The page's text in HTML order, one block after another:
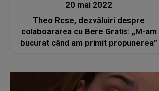
20 mai 2022
Theo Rose, dezvăluiri despre
colaboararea cu Bere Gratis: „M-am
bucurat când am primit propunerea”